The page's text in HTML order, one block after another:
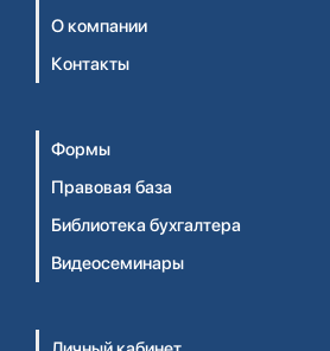
О компании
Контакты
Формы
Правовая база
Библиотека бухгалтера
Видеосеминары